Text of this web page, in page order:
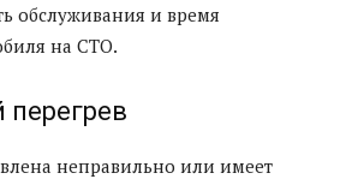
обслуживания и время
на СТО.
неправильно или имеет